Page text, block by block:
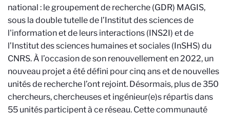
national : le groupement de recherche (GDR) MAGIS,
sous la double tutelle de l’Institut des sciences de
l'information et de leurs interactions (INS2I) et de
l’Institut des sciences humaines et sociales (InSHS) du
CNRS. À l’occasion de son renouvellement en 2022, un
nouveau projet a été défini pour cinq ans et de nouvelles
unités de recherche l’ont rejoint. Désormais, plus de 350
chercheurs, chercheuses et ingénieur(e)s répartis dans
55 unités participent à ce réseau. Cette communauté